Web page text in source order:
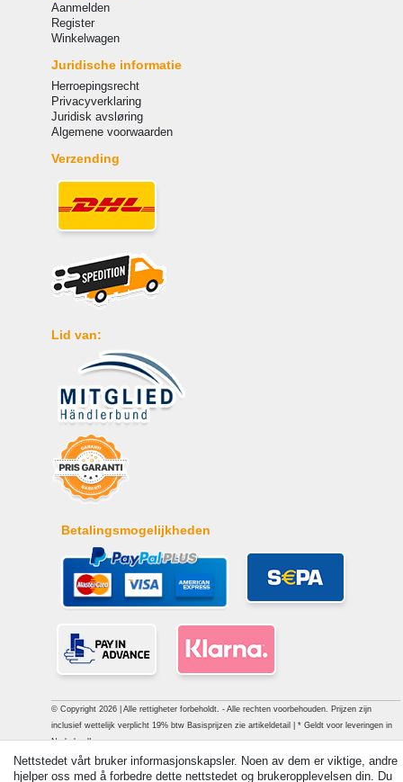
Aanmelden
Register
Winkelwagen
Juridische informatie
Herroepingsrecht
Privacyverklaring
Juridisk avsløring
Algemene voorwaarden
Verzending
Lid van:
Betalingsmogelijkheden
© Copyright 2026 | Alle rettigheter forbeholdt. - Alle rechten voorbehouden. Prijzen zijn
inclusief wettelijk verplicht 19% btw Basisprijzen zie artikeldetail | * Geldt voor leveringen in
Nederland!
Withdraw from contract here Ta kontakt med
Nettstedet vårt bruker informasjonskapsler. Noen av dem er viktige, andre
hjelper oss med å forbedre dette nettstedet og brukeropplevelsen din. Du